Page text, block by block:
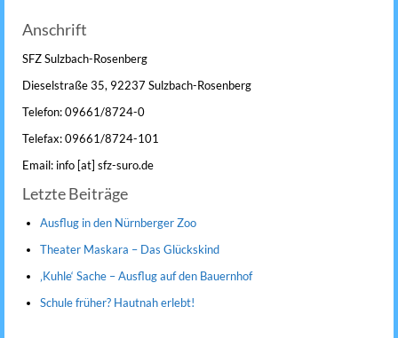
Anschrift
SFZ Sulzbach-Rosenberg
Dieselstraße 35, 92237 Sulzbach-Rosenberg
Telefon: 09661/8724-0
Telefax: 09661/8724-101
Email: info [at] sfz-suro.de
Letzte Beiträge
Ausflug in den Nürnberger Zoo
Theater Maskara – Das Glückskind
‚Kuhle‘ Sache – Ausflug auf den Bauernhof
Schule früher? Hautnah erlebt!